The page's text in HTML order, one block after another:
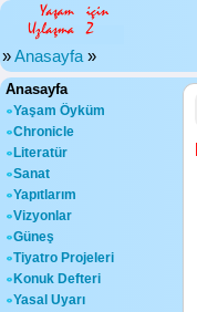
»Anasayfa »
Anasayfa
Yaşam Öyküm
Chronicle
Literatür
Sanat
Yapıtlarım
Vizyonlar
Güneş
Tiyatro Projeleri
Konuk Defteri
Yasal Uyarı